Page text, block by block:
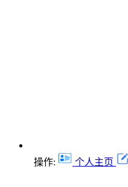
操作: 个人主页